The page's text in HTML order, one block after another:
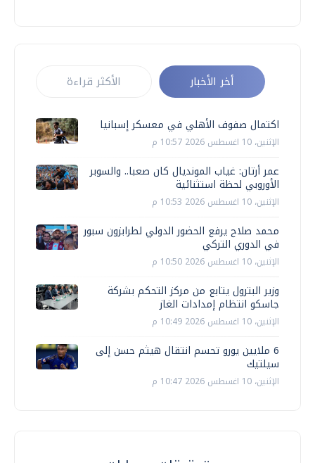
أخر الأخبار الأكثر قراءة
اكتمال صفوف الأهلي في معسكر إسبانيا
الإثنين، 10 اغسطس 2026 10:57 م
عمر أرتان: غياب المونديال كان صعبا.. والسوبر
الأوروبي لحظة استثنائية
الإثنين، 10 اغسطس 2026 10:53 م
محمد صلاح يرفع الحضور الدولي لطرابزون سبور
في الدوري التركي
الإثنين، 10 اغسطس 2026 10:50 م
وزير البترول يتابع من مركز التحكم بشركة
جاسكو انتظام إمدادات الغاز
الإثنين، 10 اغسطس 2026 10:49 م
6 ملايين يورو تحسم انتقال هيثم حسن إلى
سيلتيك
الإثنين، 10 اغسطس 2026 10:47 م